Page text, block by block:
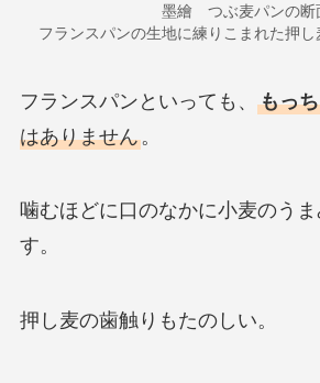
墨繪 つぶ麦パンの断
フランスパンの生地に練りこまれた押
フランスパンといっても、 もっ
はありません。
噛むほどに口のなかに小麦のうま
す。
押し麦の歯触りもたのしい。